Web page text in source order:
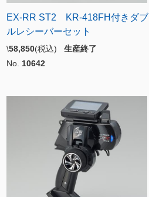
EX-RR ST2 KR-418FH付きダブ
ルレシーバーセット
\58,850(税込) 生産終了
No. 10642